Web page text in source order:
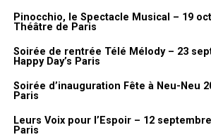
Pinocchio, le Spectacle Musical – 19
Théâtre de Paris
Soirée de rentrée Télé Mélody – 23
Happy Day’s Paris
Soirée d’inauguration Fête à Neu-Neu
Paris
Leurs Voix pour l’Espoir – 12
Paris